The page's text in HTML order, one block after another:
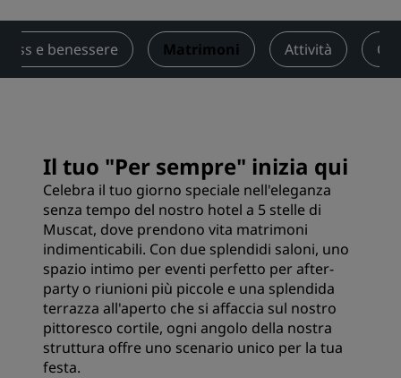
e benessere Matrimoni Attività
Il tuo "Per sempre" inizia qui
Celebra il tuo giorno speciale nell'eleganza
senza tempo del nostro hotel a 5 stelle di
Muscat, dove prendono vita matrimoni
indimenticabili. Con due splendidi saloni, uno
spazio intimo per eventi perfetto per after-
party o riunioni più piccole e una splendida
terrazza all'aperto che si affaccia sul nostro
pittoresco cortile, ogni angolo della nostra
struttura offre uno scenario unico per la tua
festa.